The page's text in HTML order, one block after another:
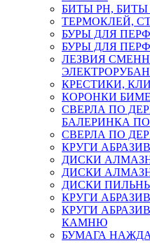
БИТЫ PH, БИТЫ
ТЕРМОКЛЕЙ,
БУРЫ ДЛЯ
БУРЫ ДЛЯ
ЛЕЗВИЯ
КРЕСТИКИ,
КОРОНКИ
СВЕРЛА ПО
БАЛЕРИНКА
СВЕРЛА ПО
КРУГИ
ДИСКИ
ДИСКИ
ДИСКИ
КРУГИ
КРУГИ
КАМНЮ
БУМАГА